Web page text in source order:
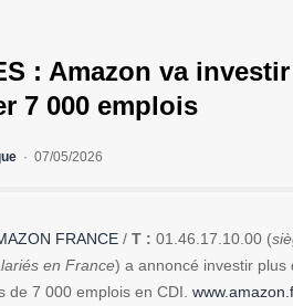
: Amazon va
7 000 emplois
07/05/2026
FRANCE / T : 01.46.17.10.00 (
en France) a annoncé investir
de 7 000 emplois en CDI.